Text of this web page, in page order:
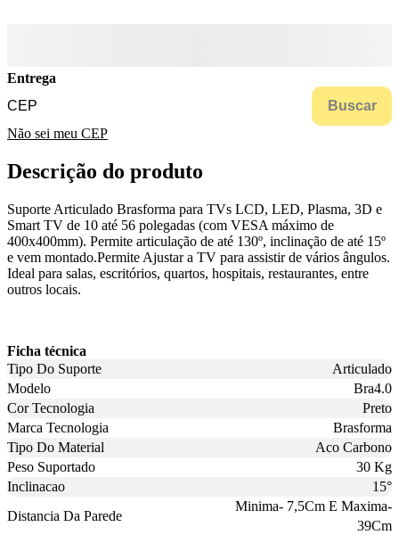
Entrega
Buscar
Não sei meu CEP
Descrição do produto
Suporte Articulado Brasforma para TVs LCD, LED, Plasma, 3D e
Smart TV de 10 até 56 polegadas (com VESA máximo de
400x400mm). Permite articulação de até 130º, inclinação de até 15º
e vem montado.Permite Ajustar a TV para assistir de vários ângulos.
Ideal para salas, escritórios, quartos, hospitais, restaurantes, entre
outros locais.
Ficha técnica
Tipo Do Suporte
Articulado
Modelo
Bra4.0
Cor Tecnologia
Preto
Marca Tecnologia
Brasforma
Tipo Do Material
Aco Carbono
Peso Suportado
30 Kg
Inclinacao
15°
Distancia Da Parede
Minima- 7,5Cm E Maxima-
39Cm